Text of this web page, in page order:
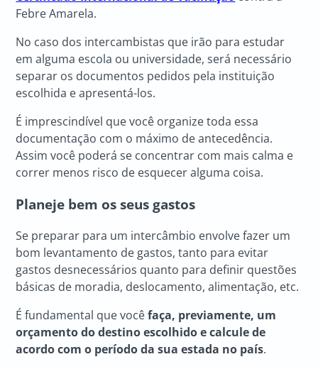
Febre Amarela.
No caso dos intercambistas que irão para estudar
em alguma escola ou universidade, será necessário
separar os documentos pedidos pela instituição
escolhida e apresentá-los.
É imprescindível que você organize toda essa
documentação com o máximo de antecedência.
Assim você poderá se concentrar com mais calma e
correr menos risco de esquecer alguma coisa.
Planeje bem os seus gastos
Se preparar para um intercâmbio envolve fazer um
bom levantamento de gastos, tanto para evitar
gastos desnecessários quanto para definir questões
básicas de moradia, deslocamento, alimentação, etc.
É fundamental que vocêfaça, previamente, um
orçamento do destino escolhido e calcule de
acordo com o período da sua estada no país.